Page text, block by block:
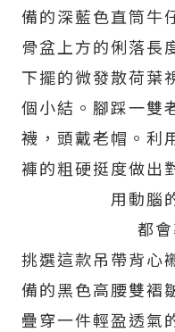
備的深藍色直筒牛
骨盆上方的俐落長
下擺的微發散荷葉
個小結。腳踩一雙
襪，頭戴老帽。利
褲的粗硬挺度做出
用動腦
都
挑選這款吊帶背心
備的黑色高腰雙褶
疊穿一件輕盈透氣